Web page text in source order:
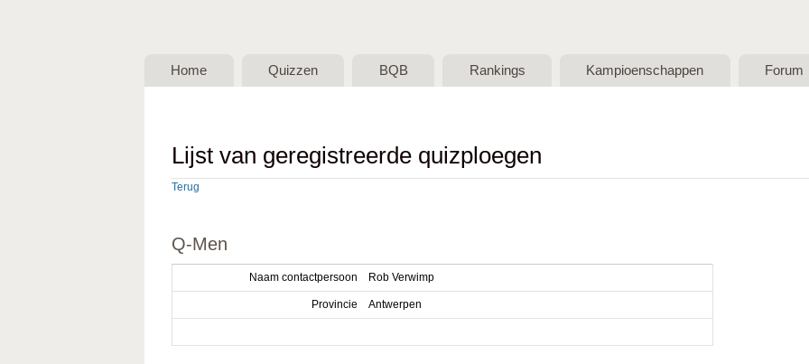
Belgische
vzw
Home Quizzen BQB Rankings Kampioenschappen Forum
Lijst van geregistreerde quizploegen
Terug
Q-Men
Naam contactpersoon Rob Verwimp
Provincie Antwerpen